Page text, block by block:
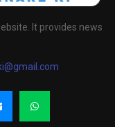
It provides news